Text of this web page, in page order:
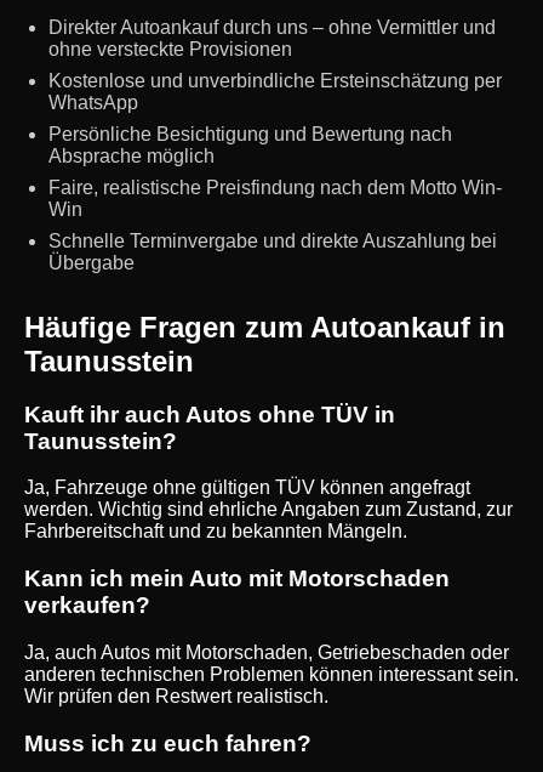
Direkter Autoankauf durch uns – ohne Vermittler und
ohne versteckte Provisionen
Kostenlose und unverbindliche Ersteinschätzung per
WhatsApp
Persönliche Besichtigung und Bewertung nach
Absprache möglich
Faire, realistische Preisfindung nach dem Motto Win-
Win
Schnelle Terminvergabe und direkte Auszahlung bei
Übergabe
Häufige Fragen zum Autoankauf in
Taunusstein
Kauft ihr auch Autos ohne TÜV in
Taunusstein?
Ja, Fahrzeuge ohne gültigen TÜV können angefragt
werden. Wichtig sind ehrliche Angaben zum Zustand, zur
Fahrbereitschaft und zu bekannten Mängeln.
Kann ich mein Auto mit Motorschaden
verkaufen?
Ja, auch Autos mit Motorschaden, Getriebeschaden oder
anderen technischen Problemen können interessant sein.
Wir prüfen den Restwert realistisch.
Muss ich zu euch fahren?